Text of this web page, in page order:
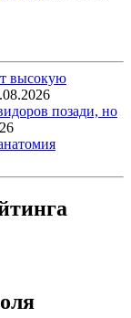
высокую
позади, но